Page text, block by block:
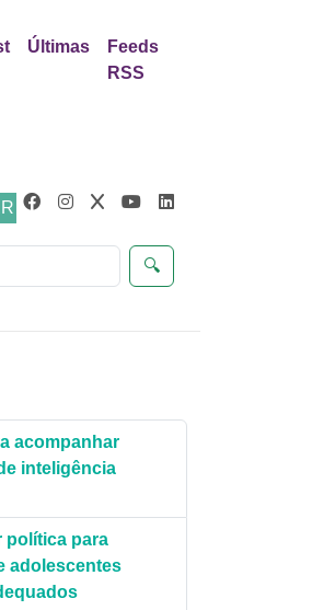
Últimas
Feeds
RSS
🔍
acompanhar
inteligência
política para
adolescentes